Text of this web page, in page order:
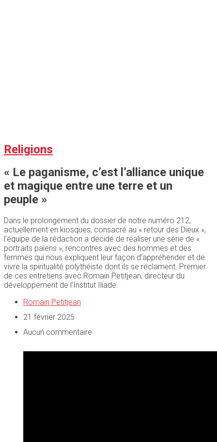
Religions
« Le paganisme, c’est l’alliance unique
et magique entre une terre et un
peuple »
Dans le prolongement du dossier de notre numéro 212,
actuellement en kiosques, consacré au « retour des Dieux »,
l’équipe de la rédaction a décidé de réaliser une série de «
portraits païens », rencontres avec des hommes et des
femmes qui nous expliquent leur façon d’appréhender et de
vivre la spiritualité polythéiste dont ils se réclament. Premier
de ces entretiens avec Romain Petitjean, directeur du
développement de l’Institut Iliade.
Romain Petitjean
21 février 2025
Aucun commentaire